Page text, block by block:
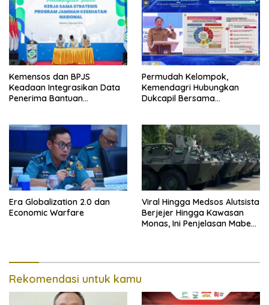
Kemensos dan BPJS
Keadaan Integrasikan Data
Penerima Bantuan
Permudah Kelompok,
Kemendagri Hubungkan
Dukcapil Bersama
Era Globalization 2.0 dan
Economic Warfare
Viral Hingga Medsos Alutsista
Berjejer Hingga Kawasan
Monas, Ini Penjelasan Mabes
Rekomendasi untuk kamu